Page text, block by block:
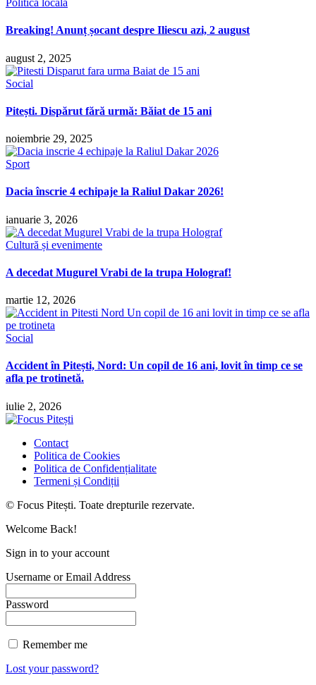
Politică locală
Breaking! Anunț șocant despre Iliescu azi, 2 august
august 2, 2025
Social
Pitești. Dispărut fără urmă: Băiat de 15 ani
noiembrie 29, 2025
Sport
Dacia înscrie 4 echipaje la Raliul Dakar 2026!
ianuarie 3, 2026
Cultură și evenimente
A decedat Mugurel Vrabi de la trupa Holograf!
martie 12, 2026
Social
Accident în Pitești, Nord: Un copil de 16 ani, lovit în timp ce se
afla pe trotinetă.
iulie 2, 2026
Contact
Politica de Cookies
Politica de Confidențialitate
Termeni și Condiții
© Focus Pitești. Toate drepturile rezervate.
Welcome Back!
Sign in to your account
Username or Email Address
Password
Remember me
Lost your password?